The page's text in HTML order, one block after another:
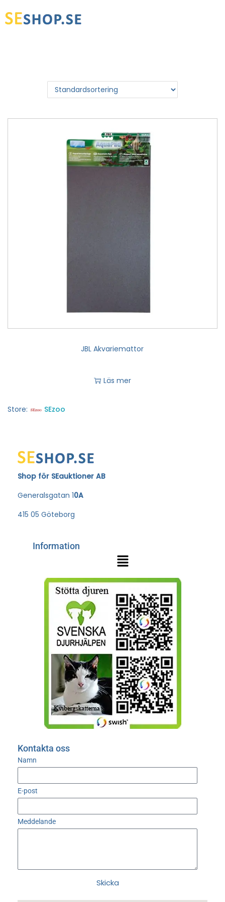
JBL Akvariemattor
Läs mer
Store: SEzoo
Shop för SEauktioner AB
Generalsgatan 10A
415 05 Göteborg
Information
Kontakta oss
Namn
E-post
Meddelande
Skicka